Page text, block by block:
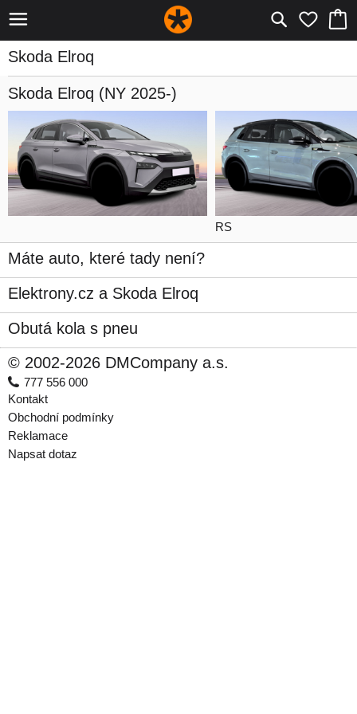
Skoda Elroq
Skoda Elroq (NY 2025-)
RS
Máte auto, které tady není?
Elektrony.cz a Skoda Elroq
Obutá kola s pneu
© 2002-2026 DMCompany a.s.
777 556 000
Kontakt
Obchodní podmínky
Reklamace
Napsat dotaz